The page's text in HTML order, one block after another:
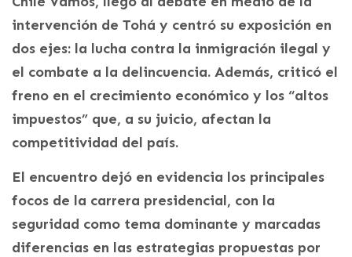
intervención de Tohá y centró su exposición en
dos ejes: la lucha contra la inmigración ilegal y
el combate a la delincuencia. Además, criticó el
freno en el crecimiento económico y los “altos
impuestos” que, a su juicio, afectan la
competitividad del país.
El encuentro dejó en evidencia los principales
focos de la carrera presidencial, con la
seguridad como tema dominante y marcadas
diferencias en las estrategias propuestas por